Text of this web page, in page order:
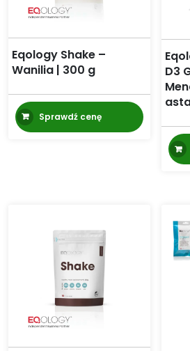
Eqology Shake –
Wanilia | 300 g
Sprawdź cenę
D3